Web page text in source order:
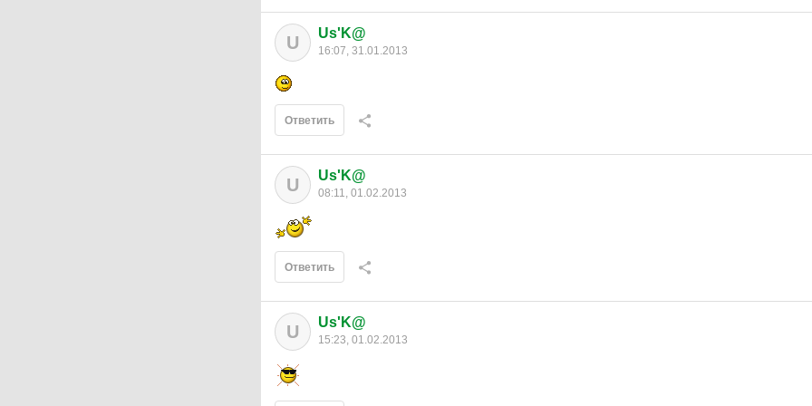
U Us'K@
16:07, 31.01.2013
Ответить
U Us'K@
08:11, 01.02.2013
Ответить
U Us'K@
15:23, 01.02.2013